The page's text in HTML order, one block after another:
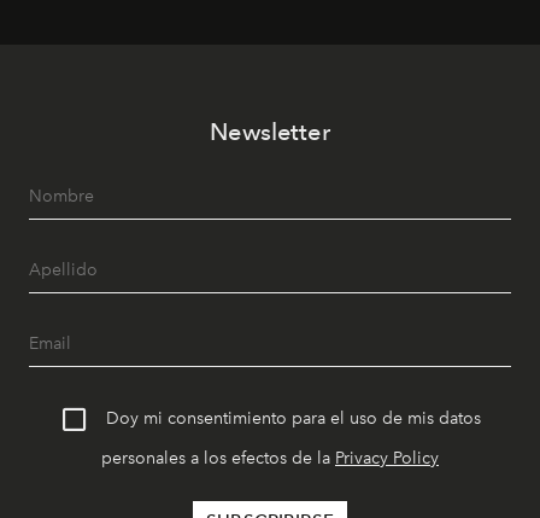
Newsletter
Doy mi consentimiento para el uso de mis datos
personales a los efectos de la Privacy Policy